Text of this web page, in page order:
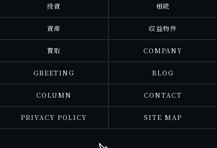
投資 相続
資産 収益物件
買取 COMPANY
GREETING BLOG
COLUMN CONTACT
PRIVACY POLICY SITE MAP